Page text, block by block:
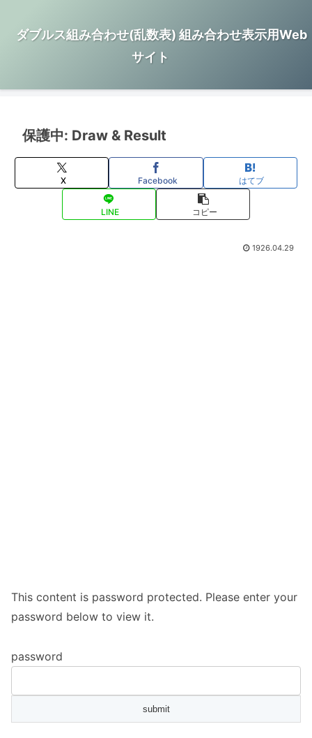
ダブルス組み合わせ(乱数表) 組み合わせ表示用Web
サイト
保護中: Draw & Result
X Facebook はてブ
LINE コピー
1926.04.29
This content is password protected. Please enter your
password below to view it.
password